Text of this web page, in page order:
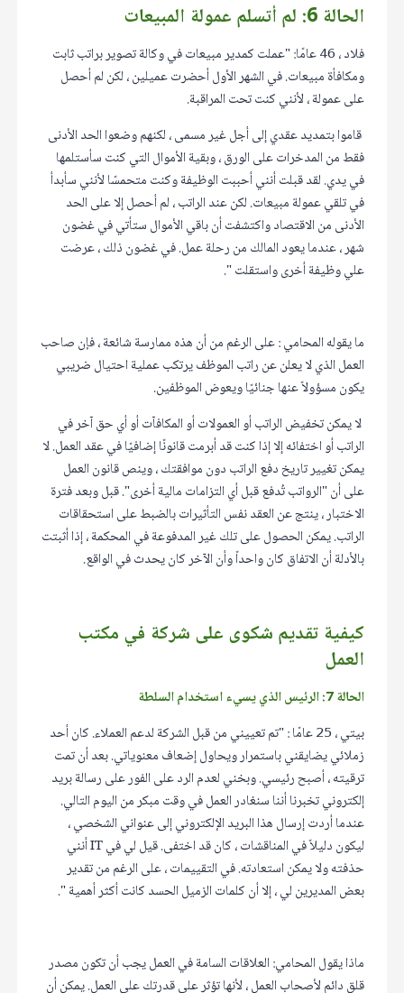
الحالة 6: لم أتسلم عمولة المبيعات
فلاد ، 46 عامًا: "عملت كمدير مبيعات في وكالة تصوير براتب ثابت
ومكافأة مبيعات. في الشهر الأول أحضرت عميلين ، لكن لم أحصل
على عمولة ، لأنني كنت تحت المراقبة.
قاموا بتمديد عقدي إلى أجل غير مسمى ، لكنهم وضعوا الحد الأدنى
فقط من المدخرات على الورق ، وبقية الأموال التي كنت سأستلمها
في يدي. لقد قبلت أنني أحببت الوظيفة وكنت متحمسًا لأنني سأبدأ
في تلقي عمولة مبيعات. لكن عند الراتب ، لم أحصل إلا على الحد
الأدنى من الاقتصاد واكتشفت أن باقي الأموال ستأتي في غضون
شهر ، عندما يعود المالك من رحلة عمل. في غضون ذلك ، عرضت
علي وظيفة أخرى واستقلت ".
ما يقوله المحامي : على الرغم من أن هذه ممارسة شائعة ، فإن صاحب
العمل الذي لا يعلن عن راتب الموظف يرتكب عملية احتيال ضريبي
يكون مسؤولاً عنها جنائيًا ويعوض الموظفين.
لا يمكن تخفيض الراتب أو العمولات أو المكافآت أو أي حق آخر في
الراتب أو اختفائه إلا إذا كنت قد أبرمت قانونًا إضافيًا في عقد العمل. لا
يمكن تغيير تاريخ دفع الراتب دون موافقتك ، وينص قانون العمل
على أن "الرواتب تُدفع قبل أي التزامات مالية أخرى". قبل وبعد فترة
الاختبار ، ينتج عن العقد نفس التأثيرات بالضبط على استحقاقات
الراتب. يمكن الحصول على تلك غير المدفوعة في المحكمة ، إذا أثبتت
بالأدلة أن الاتفاق كان واحداً وأن الآخر كان يحدث في الواقع.
كيفية تقديم شكوى على شركة في مكتب
العمل
الحالة 7: الرئيس الذي يسيء استخدام السلطة
بيتي ، 25 عامًا : "تم تعييني من قبل الشركة لدعم العملاء. كان أحد
زملائي يضايقني باستمرار ويحاول إضعاف معنوياتي. بعد أن تمت
ترقيته ، أصبح رئيسي. وبخني لعدم الرد على الفور على رسالة بريد
إلكتروني تخبرنا أننا سنغادر العمل في وقت مبكر من اليوم التالي.
عندما أردت إرسال هذا البريد الإلكتروني إلى عنواني الشخصي ،
ليكون دليلاً في المناقشات ، كان قد اختفى. قيل لي في IT أنني
حذفته ولا يمكن استعادته. في التقييمات ، على الرغم من تقدير
بعض المديرين لي ، إلا أن كلمات الزميل الحسد كانت أكثر أهمية ".
ماذا يقول المحامي: العلاقات السامة في العمل يجب أن تكون مصدر
قلق دائم لأصحاب العمل ، لأنها تؤثر على قدرتك على العمل. يمكن أن